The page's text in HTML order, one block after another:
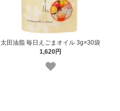
太田油脂 毎日えごまオイル 3g×30袋
1,620円